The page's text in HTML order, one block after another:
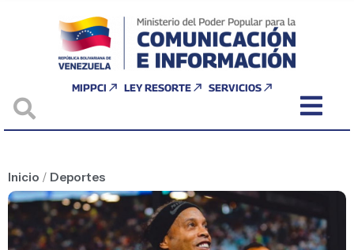
MIPPCI LEY RESORTE SERVICIOS
Inicio / Deportes